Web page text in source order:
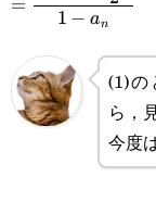
\sin\cfrac{\pi
{2}}{1-a_n}
=
1 − an
(1)
ら，
今度